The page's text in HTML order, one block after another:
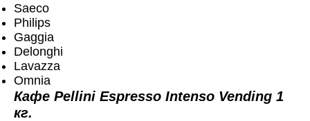
Saeco
Philips
Gaggia
Delonghi
Lavazza
Omnia
Кафе Pellini Espresso Intenso Vending 1
кг.